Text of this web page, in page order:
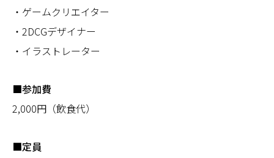
・ゲームクリエイター
・2DCGデザイナー
・イラストレーター
■参加費
2,000円（飲食代）
■定員